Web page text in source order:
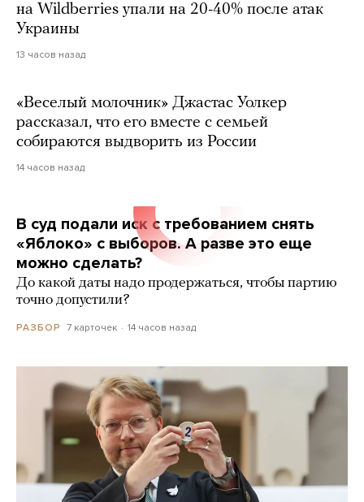
на Wildberries упали на 20-40% после атак
Украины
13 часов назад
«Веселый молочник» Джастас Уолкер
рассказал, что его вместе с семьей
собираются выдворить из России
14 часов назад
В суд подали иск с требованием снять
«Яблоко» с выборов. А разве это еще
можно сделать?
До какой даты надо продержаться, чтобы партию
точно допустили?
РАЗБОР 7 карточек 14 часов назад